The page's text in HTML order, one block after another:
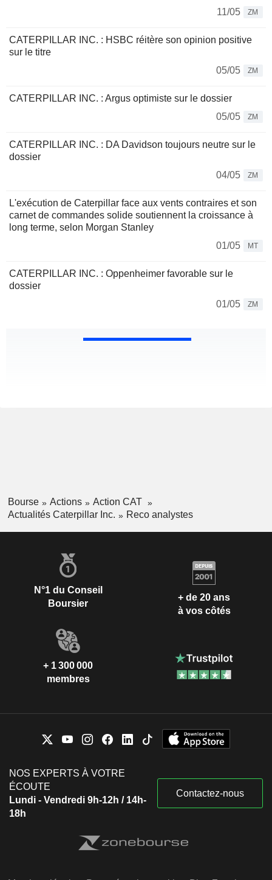
11/05
ZM
CATERPILLAR INC. : HSBC réitère son opinion positive
sur le titre
05/05
ZM
CATERPILLAR INC. : Argus optimiste sur le dossier
05/05
ZM
CATERPILLAR INC. : DA Davidson toujours neutre sur le
dossier
04/05
ZM
L'exécution de Caterpillar face aux vents contraires et son
carnet de commandes solide soutiennent la croissance à
long terme, selon Morgan Stanley
01/05
MT
CATERPILLAR INC. : Oppenheimer favorable sur le
dossier
01/05
ZM
Bourse Actions
Action CAT
Actualités Caterpillar Inc.
Reco analystes
N°1 du Conseil
Boursier
+ de 20 ans
à vos côtés
+ 1 300 000
membres
NOS EXPERTS À VOTRE
ÉCOUTE
Lundi - Vendredi 9h-12h / 14h-
18h
Contactez-nous